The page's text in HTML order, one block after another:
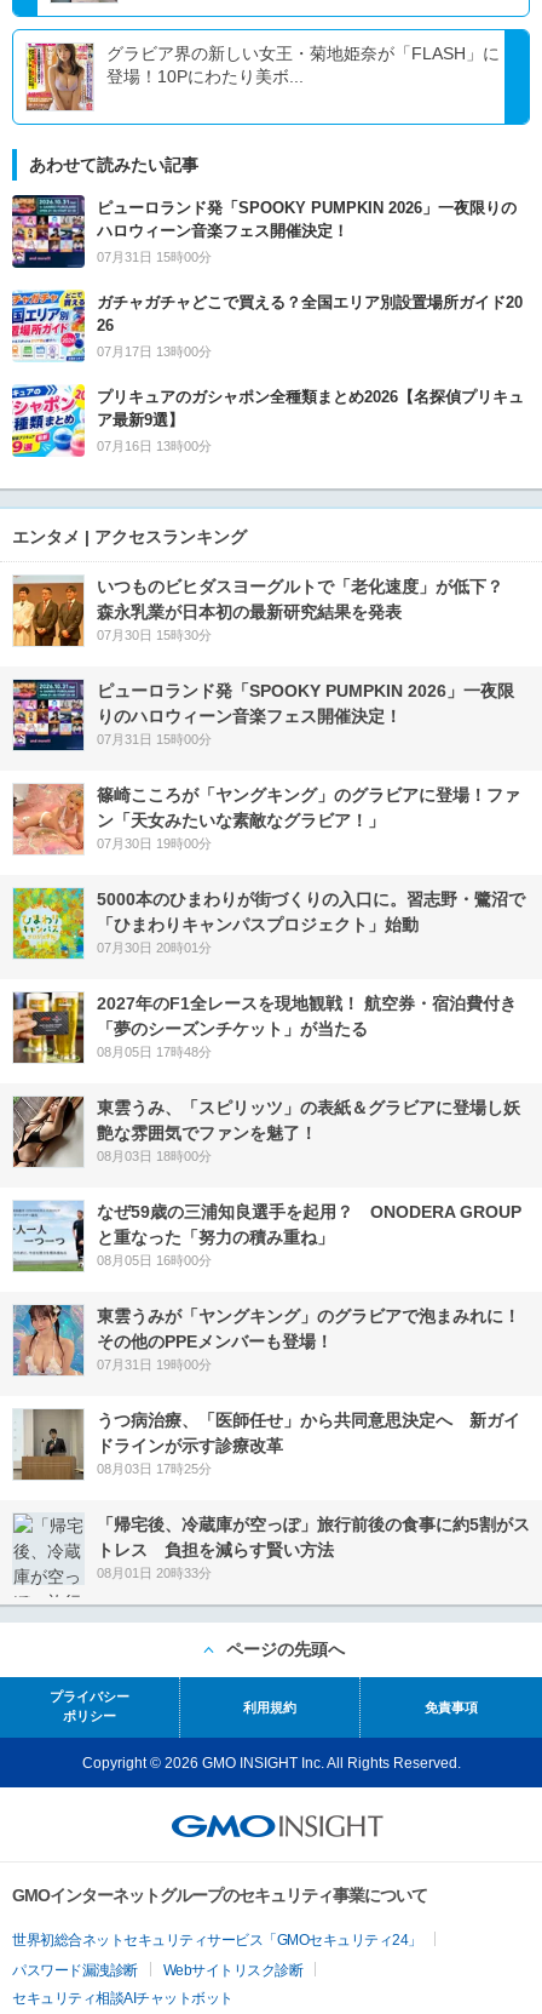
グラビア界の新しい女王・菊地姫奈が「FLASH」に
登場！10Pにわたり美ボ...
あわせて読みたい記事
ピューロランド発「SPOOKY PUMPKIN 2026」一夜限りの
ハロウィーン音楽フェス開催決定！
07月31日 15時00分
ガチャガチャどこで買える？全国エリア別設置場所ガイド20
26
07月17日 13時00分
プリキュアのガシャポン全種類まとめ2026【名探偵プリキュ
ア最新9選】
07月16日 13時00分
エンタメ | アクセスランキング
いつものビヒダスヨーグルトで「老化速度」が低下？
森永乳業が日本初の最新研究結果を発表
07月30日 15時30分
ピューロランド発「SPOOKY PUMPKIN 2026」一夜限
りのハロウィーン音楽フェス開催決定！
07月31日 15時00分
篠崎こころが「ヤングキング」のグラビアに登場！ファ
ン「天女みたいな素敵なグラビア！」
07月30日 19時00分
5000本のひまわりが街づくりの入口に。習志野・鷺沼で
「ひまわりキャンパスプロジェクト」始動
07月30日 20時01分
2027年のF1全レースを現地観戦！ 航空券・宿泊費付き
「夢のシーズンチケット」が当たる
08月05日 17時48分
東雲うみ、「スピリッツ」の表紙＆グラビアに登場し妖
艶な雰囲気でファンを魅了！
08月03日 18時00分
なぜ59歳の三浦知良選手を起用？ ONODERA GROUP
と重なった「努力の積み重ね」
08月05日 16時00分
東雲うみが「ヤングキング」のグラビアで泡まみれに！
その他のPPEメンバーも登場！
07月31日 19時00分
うつ病治療、「医師任せ」から共同意思決定へ 新ガイ
ドラインが示す診療改革
08月03日 17時25分
「帰宅後、冷蔵庫が空っぽ」旅行前後の食事に約5割がス
トレス 負担を減らす賢い方法
08月01日 20時33分
ページの先頭へ
プライバシー
ポリシー
利用規約 免責事項
Copyright © 2026 GMO INSIGHT Inc. All Rights Reserved.
GMOインターネットグループのセキュリティ事業について
世界初総合ネットセキュリティサービス「GMOセキュリティ24」
パスワード漏洩診断
Webサイトリスク診断
セキュリティ相談AIチャットボット